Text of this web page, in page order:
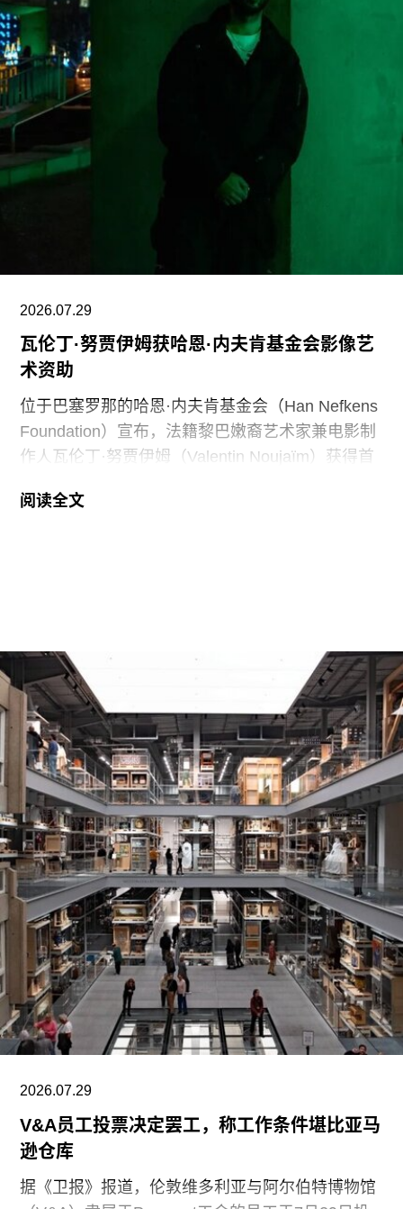
府持续攻击史密森尼学会，以及那些负责保存、研
究和诠释美国历史、艺术、科学与文化的博物馆专
业人士。将博物馆如何呈现历史、艺术、科学、文
化及自然世界的方式政治化，并对从事这项工作的
博物馆专业人员进行人身攻击，正在威胁全国博物
馆的完整性与独立性。”
在2025年3月签署的一项行政命令中，特朗普批评
史密森尼学会宣扬“将美国和西方价值观描绘成有害
性”。
此外，《纽约时报》今年4月报道称，由于特朗普
试图介入史密森尼学会董事会新成员的任命程序，
相关任命工作被刻意放缓。
2026.07.29
瓦伦丁·努贾伊姆获哈恩·内夫肯基金会影像艺
术资助
位于巴塞罗那的哈恩·内夫肯基金会（Han Nefkens
Foundation）宣布，法籍黎巴嫩裔艺术家兼电影制
作人瓦伦丁·努贾伊姆（Valentin Noujaïm）获得首
在支持地中海沿岸地区艺术家创作新的影像艺术作
他的作品将城市空间视为承载着记忆、监视与控制
体系的活体。他常驻巴黎和雅典，其作品曾在纽约
现代艺术博物馆和伦敦当代艺术中心展出。
哈恩·内夫肯基金会是一家专注于影像艺术创作的非
营利组织，致力于扶持新兴及中生代影像艺术家。
基金会主要通过资助和委任创作，在全球范围内支
持影像新作品的创作。
阅读全文
2026.07.29
V&A员工投票决定罢工，称工作条件堪比亚马
逊仓库
据《卫报》报道，伦敦维多利亚与阿尔伯特博物馆